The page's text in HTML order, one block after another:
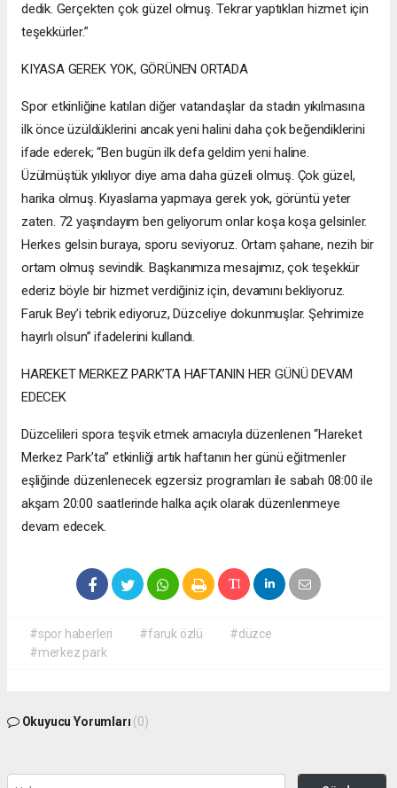
dedik. Gerçekten çok güzel olmuş. Tekrar yaptıkları hizmet için
teşekkürler.”
KIYASA GEREK YOK, GÖRÜNEN ORTADA
Spor etkinliğine katılan diğer vatandaşlar da stadın yıkılmasına
ilk önce üzüldüklerini ancak yeni halini daha çok beğendiklerini
ifade ederek; “Ben bugün ilk defa geldim yeni haline.
Üzülmüştük yıkılıyor diye ama daha güzeli olmuş. Çok güzel,
harika olmuş. Kıyaslama yapmaya gerek yok, görüntü yeter
zaten. 72 yaşındayım ben geliyorum onlar koşa koşa gelsinler.
Herkes gelsin buraya, sporu seviyoruz. Ortam şahane, nezih bir
ortam olmuş sevindik. Başkanımıza mesajımız, çok teşekkür
ederiz böyle bir hizmet verdiğiniz için, devamını bekliyoruz.
Faruk Bey’i tebrik ediyoruz, Düzceliye dokunmuşlar. Şehrimize
hayırlı olsun” ifadelerini kullandı.
HAREKET MERKEZ PARK’TA HAFTANIN HER GÜNÜ DEVAM
EDECEK
Düzcelileri spora teşvik etmek amacıyla düzenlenen “Hareket
Merkez Park’ta” etkinliği artık haftanın her günü eğitmenler
eşliğinde düzenlenecek egzersiz programları ile sabah 08:00 ile
akşam 20:00 saatlerinde halka açık olarak düzenlenmeye
devam edecek.
#spor haberleri #faruk özlü
#düzce
#merkez park
Okuyucu Yorumları (0)